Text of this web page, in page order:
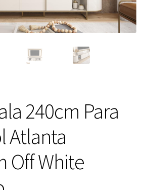
240cm Para
Atlanta
Off White